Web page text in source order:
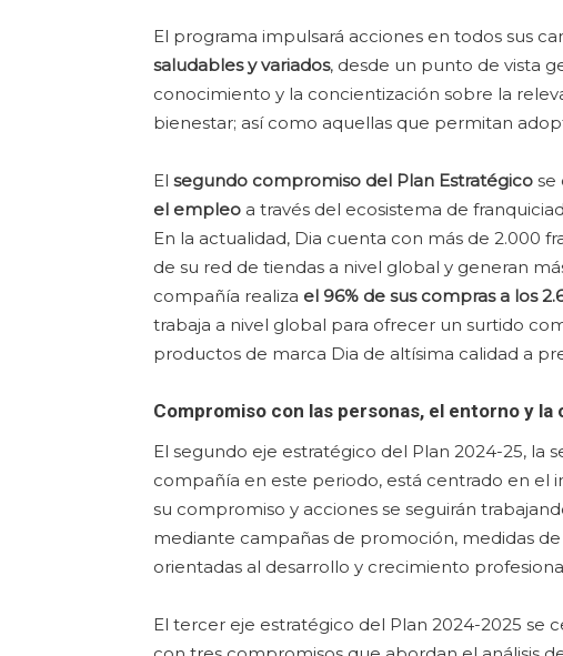
El programa impulsará acciones en todos sus
saludables y variados, desde un punto de vista
conocimiento y la concientización sobre la
bienestar; así como aquellas que permitan
El segundo compromiso del Plan Estratégico se
el empleo a través del ecosistema de
En la actualidad, Dia cuenta con más de 2.000
de su red de tiendas a nivel global y generan
compañía realiza el 96% de sus compras a los
trabaja a nivel global para ofrecer un surtido
productos de marca Dia de altísima calidad a
Compromiso con las personas, el entorno y la
El segundo eje estratégico del Plan 2024-25, la
compañía en este periodo, está centrado en el
su compromiso y acciones se seguirán
mediante campañas de promoción, medidas
orientadas al desarrollo y crecimiento
El tercer eje estratégico del Plan 2024-2025 se